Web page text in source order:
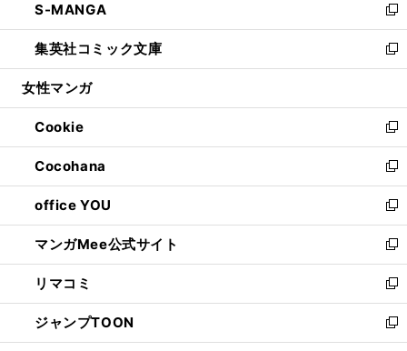
く
で
開
く
ド
ウ
で
開
ィ
ン
ド
ウ
開
く
い
ウ
ィ
ン
ウ
で
開
く
S-MANGA
新
し
い
ウ
ン
ド
ウ
で
開
く
集英社コミック文庫
新
し
ウ
ィ
ン
ド
ウ
で
開
く
女性マンガ
Cookie
新
し
い
ウ
ィ
ン
ド
ウ
で
開
く
Cocohana
新
し
い
ウ
ィ
ン
ド
ウ
で
開
office YOU
新
し
い
ウ
ィ
ン
ド
ウ
マンガMee公式サイト
新
し
い
ウ
ィ
ン
リマコミ
新
し
い
ウ
ジャンプTOON
新
し